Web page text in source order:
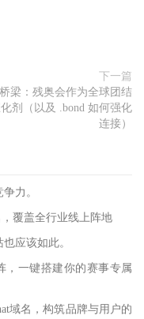
下一篇
梁：残奥会作为全球团结
剂（以及 .bond 如何强化
连接）
力。
覆盖全行业线上阵地
应该如此。
，一键搭建你的赛事专属
域名，构筑品牌与用户的